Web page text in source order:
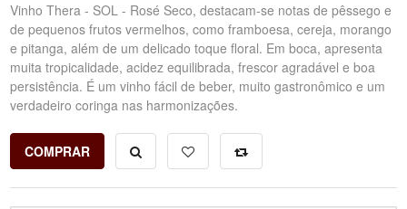
Vinho Thera - SOL - Rosé Seco, destacam-se notas de pêssego e
de pequenos frutos vermelhos, como framboesa, cereja, morango
e pitanga, além de um delicado toque floral. Em boca, apresenta
muita tropicalidade, acidez equilibrada, frescor agradável e boa
persistência. É um vinho fácil de beber, muito gastronômico e um
verdadeiro coringa nas harmonizações.
COMPRAR